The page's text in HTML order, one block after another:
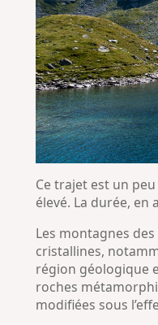
Ce trajet est un
élevé. La durée, en
Les montagnes
cristallines,
région géologique
roches
modifiées sous